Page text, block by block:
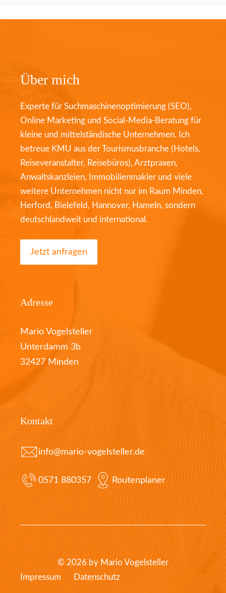
Über mich
Experte für Suchmaschinenoptimierung (SEO),
Online Marketing und Social-Media-Beratung für
kleine und mittelständische Unternehmen. Ich
betreue KMU aus der Tourismusbranche (Hotels,
Reiseveranstalter, Reisebüros), Arztpraxen,
Anwaltskanzleien, Immobilienmakler und viele
weitere Unternehmen nicht nur im Raum Minden,
Herford, Bielefeld, Hannover, Hameln, sondern
deutschlandweit und international.
Jetzt anfragen
Adresse
Mario Vogelsteller
Unterdamm 3b
32427 Minden
Kontakt
info@mario-vogelsteller.de
0571 880357 Routenplaner
© 2026 by Mario Vogelsteller
Impressum
Datenschutz